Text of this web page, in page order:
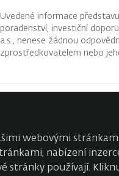
Uvedené informace
poradenství, investiční
a.s., nenese žádnou
zprostředkovatelem nebo
© J&T BANKA, a.s. 2026
Kontakty Wealth Report
webovými
nabízení
stránky používají.